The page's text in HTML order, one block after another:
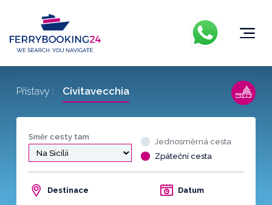
Směr cesty tam
Jednosměrná cesta
Zpáteční cesta
Destinace Datum
Přístavy : Civitavecchia